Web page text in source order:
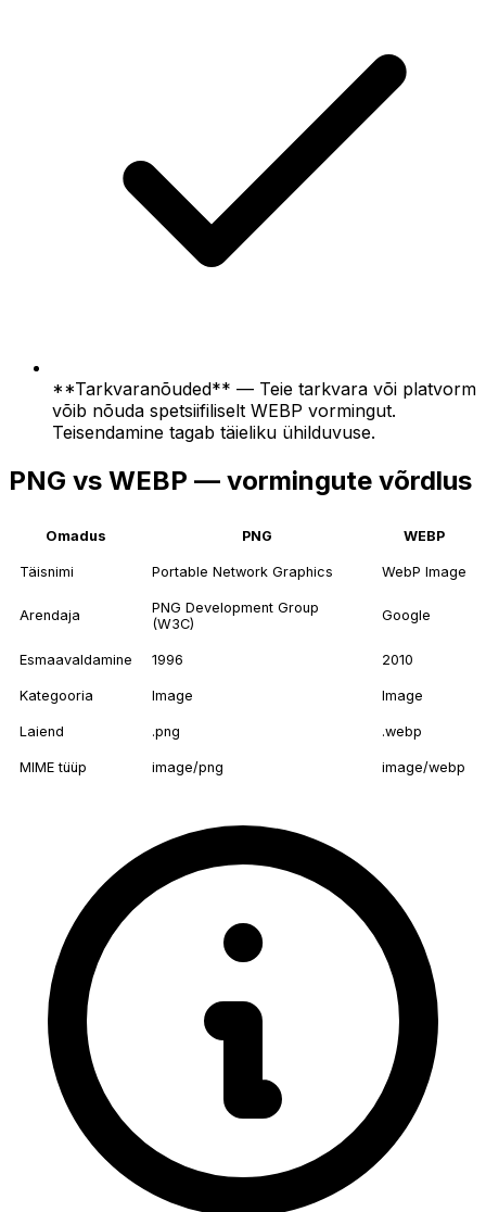
**Tarkvaranõuded** — Teie tarkvara või platvorm
võib nõuda spetsiifiliselt WEBP vormingut.
Teisendamine tagab täieliku ühilduvuse.
PNG vs WEBP — vormingute võrdlus
Omadus PNG WEBP
Täisnimi Portable Network Graphics WebP Image
Arendaja
PNG Development Group
(W3C)
Google
Esmaavaldamine 1996 2010
Kategooria Image Image
Laiend .png .webp
MIME tüüp image/png image/webp